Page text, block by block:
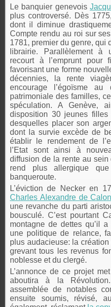
Le banquier genevois
plus controversé. Dès
dont il diminue
Compte rendu au roi sur
1781, premier du genre, qui
librairie. Parallèlement à
recourt à l’emprunt pour
favorisant une forme
décennies, la rente
encourage l’égoïsme
patrimoniale des familles,
spéculation. A Genève,
disposition 30 jeunes
desquelles placer son
dont la survie excède de
établir le rendement de
l’Etat sont ainsi à
diffusion de la rente au
rend plus allergique
banqueroute.
L’éviction de Necker en
Charles Alexandre de
une revanche du parti
bousculé. C’est pourtant
montagne de dettes qu’il
une politique de relance,
plus audacieuse: la
grevant tous les revenus
noblesse et du clergé.
L’annonce de ce projet
aboutira à la
assemblée de notables
ensuite soumis, révisé,